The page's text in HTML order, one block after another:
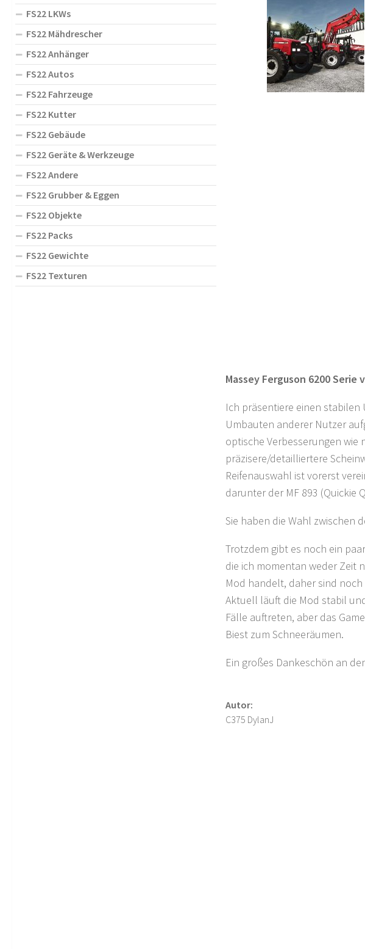
Massey Ferguson 6200 Serie
Ich präsentiere einen stabilen
Umbauten anderer Nutzer
optische Verbesserungen
präzisere/detailliertere
Reifenauswahl ist vorerst
darunter der MF 893 (Quickie
Sie haben die Wahl zwischen
Trotzdem gibt es noch ein
die ich momentan weder Zeit
Mod handelt, daher sind
Aktuell läuft die Mod stabil
Fälle auftreten, aber das
Biest zum Schneeräumen.
Ein großes Dankeschön an
Autor:
C375 DylanJ
FS22 LKWs
FS22 Mähdrescher
FS22 Anhänger
FS22 Autos
FS22 Fahrzeuge
FS22 Kutter
FS22 Gebäude
FS22 Geräte & Werkzeuge
FS22 Andere
FS22 Grubber & Eggen
FS22 Objekte
FS22 Packs
FS22 Gewichte
FS22 Texturen